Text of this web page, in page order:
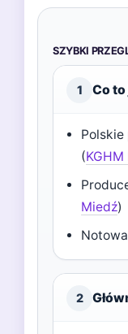
SZYBKI
1 Co to
(
Miedź)
2